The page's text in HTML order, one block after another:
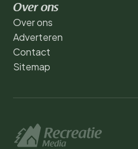
Over ons
Over ons
Adverteren
Contact
Sitemap